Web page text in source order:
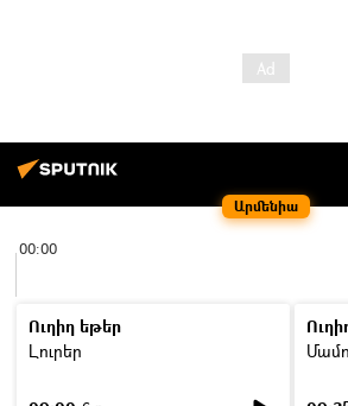
Արմենիա
00:00
Ուղիղ եթեր
Լուրեր